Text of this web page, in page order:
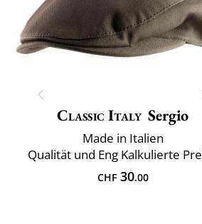
Classic Italy Sergio
Made in Italien
Qualität und Eng Kalkulierte
CHF30.00